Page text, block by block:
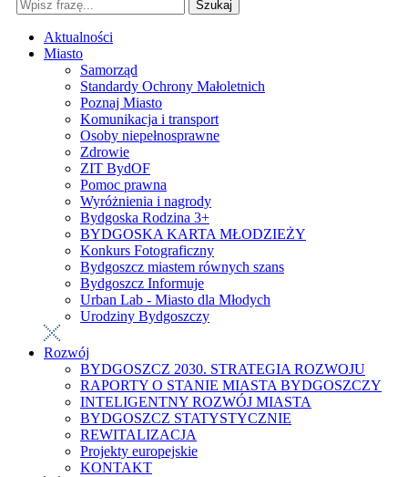
Szukaj
Aktualności
Miasto
Samorząd
Standardy Ochrony Małoletnich
Poznaj Miasto
Komunikacja i transport
Osoby niepełnosprawne
Zdrowie
ZIT BydOF
Pomoc prawna
Wyróżnienia i nagrody
Bydgoska Rodzina 3+
BYDGOSKA KARTA MŁODZIEŻY
Konkurs Fotograficzny
Bydgoszcz miastem równych szans
Bydgoszcz Informuje
Urban Lab - Miasto dla Młodych
Urodziny Bydgoszczy
Rozwój
BYDGOSZCZ 2030. STRATEGIA ROZWOJU
RAPORTY O STANIE MIASTA BYDGOSZCZY
INTELIGENTNY ROZWÓJ MIASTA
BYDGOSZCZ STATYSTYCZNIE
REWITALIZACJA
Projekty europejskie
KONTAKT